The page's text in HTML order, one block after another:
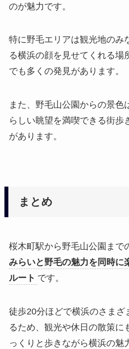
のが魅力です。
特に野毛エリアは観光地のみ
る横浜の顔を見せてくれる場
でも多くの発見があります。
また、野毛山公園からの景色
らしい眺望を満喫できる街歩
があります。
まとめ
桜木町駅から野毛山公園まで
みらいと野毛の魅力を同時に
ルート です。
徒歩20分ほどで横浜のさまざ
るため、観光や休日の散策に
っくりと歩きながら横浜の魅